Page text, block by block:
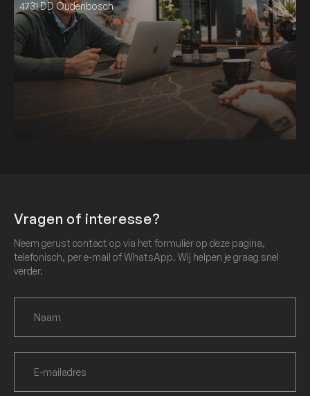
4731 DD Oudenbosch
Vragen of interesse?
Neem gerust contact op via het formulier op deze pagina,
telefonisch, per e-mail of WhatsApp. Wij helpen je graag snel
verder.